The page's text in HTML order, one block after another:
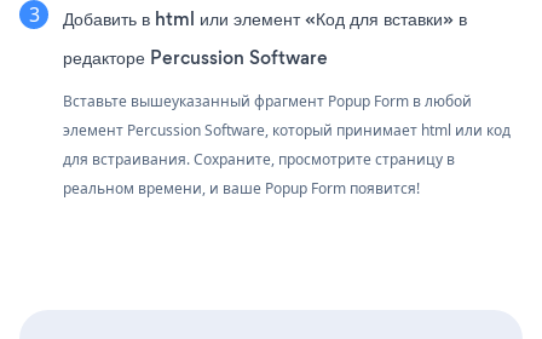
Добавить в html или элемент «Код для вставки» в
редакторе Percussion Software
Вставьте вышеуказанный фрагмент Popup Form в любой
элемент Percussion Software, который принимает html или код
для встраивания. Сохраните, просмотрите страницу в
реальном времени, и ваше Popup Form появится!